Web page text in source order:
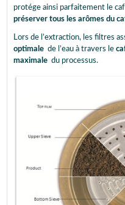
protége ainsi parfaitement le
préserver tous les arômes du
Lors de l’extraction, les filtres
optimale de l’eau à travers le
maximale du processus.